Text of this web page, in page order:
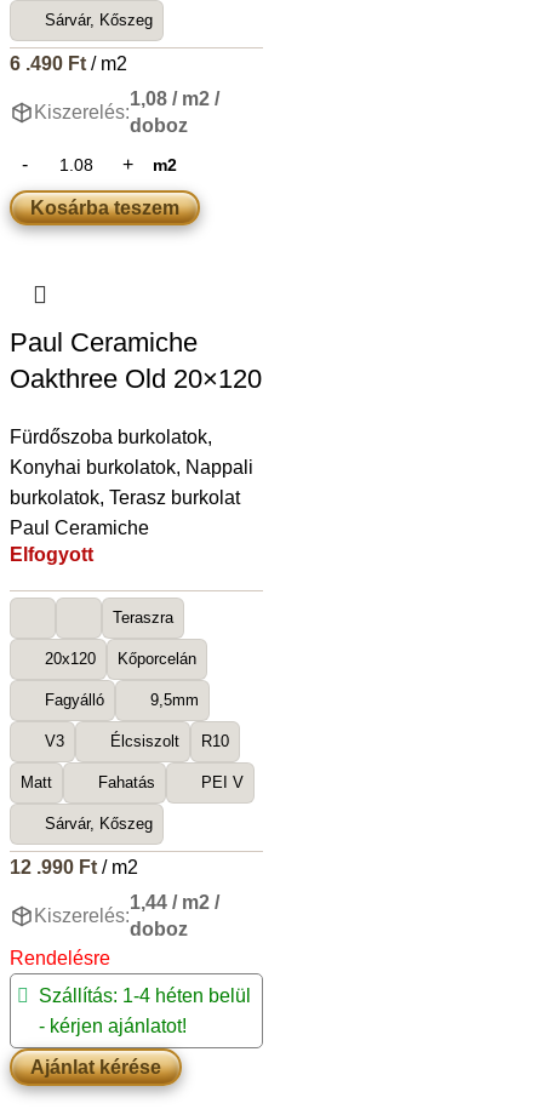
Sárvár, Kőszeg
6 .490 Ft/ m2
Kiszerelés:
1,08 / m2 /
doboz
m2
Kosárba teszem
Paul Ceramiche
Oakthree Old 20×120
Fürdőszoba burkolatok,
Konyhai burkolatok, Nappali
burkolatok, Terasz burkolat
Paul Ceramiche
Elfogyott
Teraszra
20x120 Kőporcelán
Fagyálló 9,5mm
V3 Élcsiszolt R10
Matt Fahatás PEI V
Sárvár, Kőszeg
12 .990 Ft/ m2
Kiszerelés:
1,44 / m2 /
doboz
Rendelésre
Szállítás: 1-4 héten belül
- kérjen ajánlatot!
Ajánlat kérése